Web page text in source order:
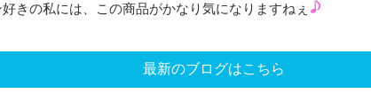
きの私には、この商品がかなり気になりますねぇ
最新のブログはこちら